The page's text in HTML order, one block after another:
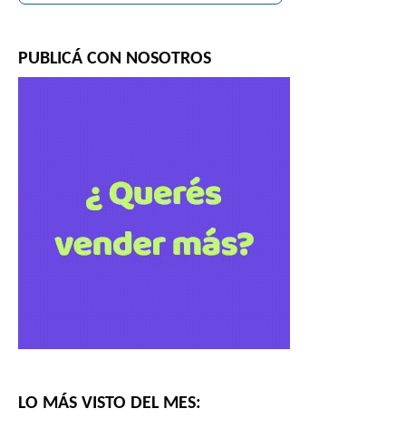
PUBLICÁ CON NOSOTROS
LO MÁS VISTO DEL MES: